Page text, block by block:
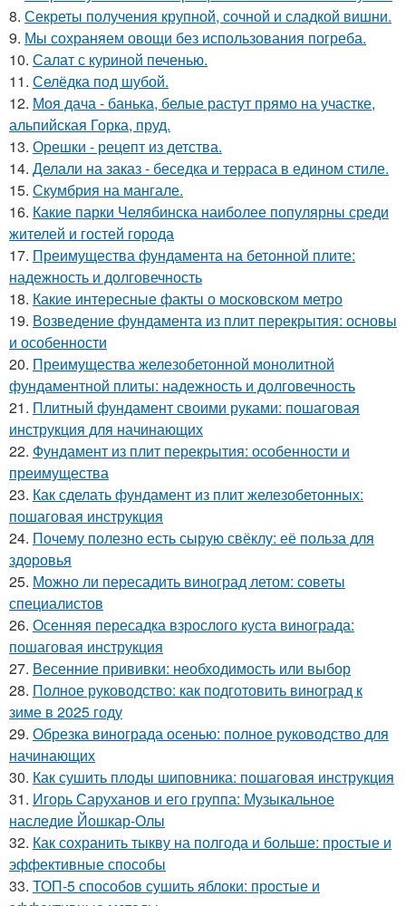
8. Секреты получения крупной, сочной и сладкой вишни.
9. Мы сохраняем овощи без использования погреба.
10. Салат с куриной печенью.
11. Селёдка под шубой.
12. Моя дача - банька, белые растут прямо на участке,
альпийская Горка, пруд.
13. Орешки - рецепт из детства.
14. Делали на заказ - беседка и терраса в едином стиле.
15. Скумбрия на мангале.
16. Какие парки Челябинска наиболее популярны среди
жителей и гостей города
17. Преимущества фундамента на бетонной плите:
надежность и долговечность
18. Какие интересные факты о московском метро
19. Возведение фундамента из плит перекрытия: основы
и особенности
20. Преимущества железобетонной монолитной
фундаментной плиты: надежность и долговечность
21. Плитный фундамент своими руками: пошаговая
инструкция для начинающих
22. Фундамент из плит перекрытия: особенности и
преимущества
23. Как сделать фундамент из плит железобетонных:
пошаговая инструкция
24. Почему полезно есть сырую свёклу: её польза для
здоровья
25. Можно ли пересадить виноград летом: советы
специалистов
26. Осенняя пересадка взрослого куста винограда:
пошаговая инструкция
27. Весенние прививки: необходимость или выбор
28. Полное руководство: как подготовить виноград к
зиме в 2025 году
29. Обрезка винограда осенью: полное руководство для
начинающих
30. Как сушить плоды шиповника: пошаговая инструкция
31. Игорь Саруханов и его группа: Музыкальное
наследие Йошкар-Олы
32. Как сохранить тыкву на полгода и больше: простые и
эффективные способы
33. ТОП-5 способов сушить яблоки: простые и